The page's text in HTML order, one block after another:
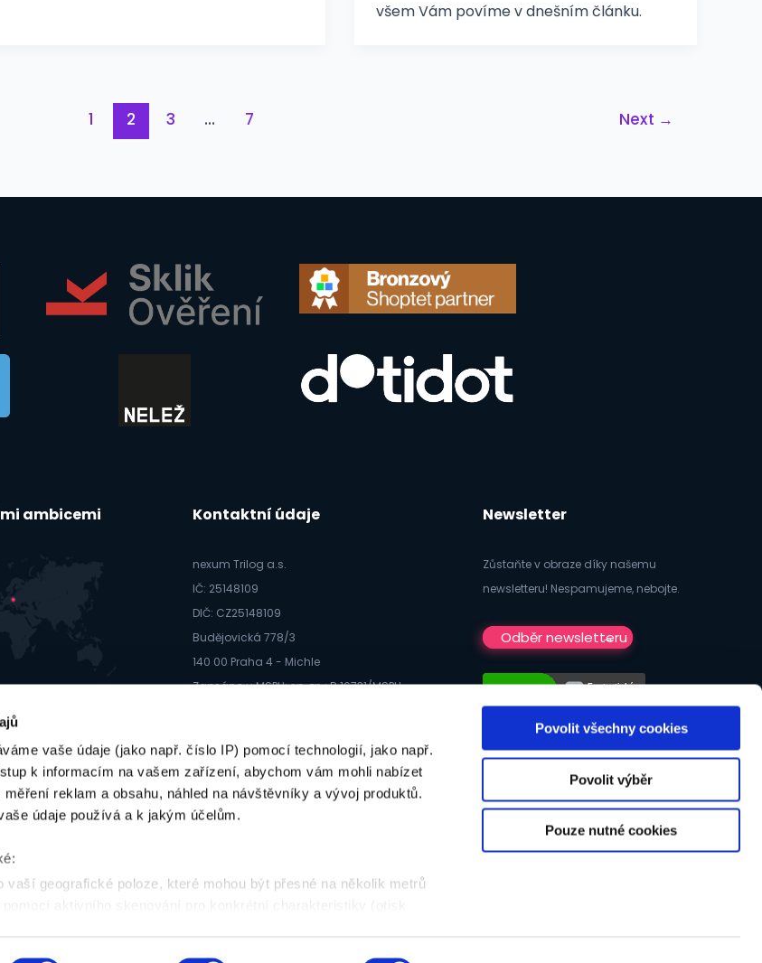
vaše údaje (jako např. číslo IP) pomocí technologií, jako např.
k informacím na vašem zařízení, abychom vám mohli nabízet
reklam a obsahu, náhled na návštěvníky a vývoj produktů.
údaje používá a k jakým účelům.
vaší geografické poloze, které mohou být přesné na několik metrů
Povolit všechny cookies
Povolit výběr
Pouze nutné cookies
všem Vám povíme v dnešním článku.
1 2 3 … 7 Next →
ambicemi Kontaktní údaje
nexum Trilog a.s.
IČ: 25148109
DIČ: CZ25148109
Budějovická 778/3
140 00 Praha 4 - Michle
Zapsáno u MSPH; sp. zn.: B 16731/MSPH
Newsletter
Zůstaňte v obraze díky našemu
newsletteru! Nespamujeme, nebojte.
Odběr newsletteru